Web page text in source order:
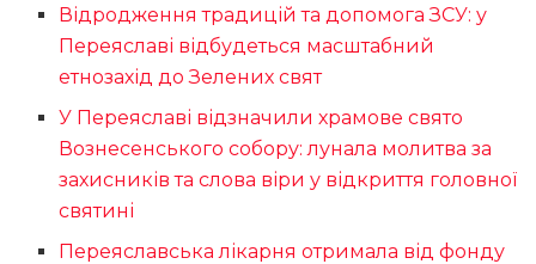
Відродження традицій та допомога ЗСУ: у
Переяславі відбудеться масштабний
етнозахід до Зелених свят
У Переяславі відзначили храмове свято
Вознесенського собору: лунала молитва за
захисників та слова віри у відкриття головної
святині
Переяславська лікарня отримала від фонду